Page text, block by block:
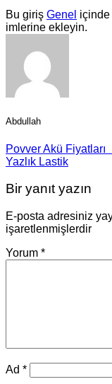
Bu giriş Genel içinde
imlerine ekleyin.
Abdullah
Povver Akü Fiyatları
Yazlık Lastik
Bir yanıt yazın
E-posta adresiniz
işaretlenmişlerdir
Yorum *
Ad *